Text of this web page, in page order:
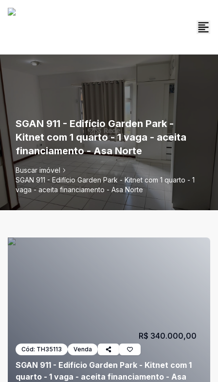
SGAN 911 - Edifício Garden Park -
Kitnet com 1 quarto - 1 vaga - aceita
financiamento - Asa Norte
Buscar imóvel
SGAN 911 - Edifício Garden Park - Kitnet com 1 quarto - 1
vaga - aceita financiamento - Asa Norte
Cód: TH35113 Venda
SGAN 911 - Edifício Garden Park - Kitnet com 1
quarto - 1 vaga - aceita financiamento - Asa
R$ 340.000,00